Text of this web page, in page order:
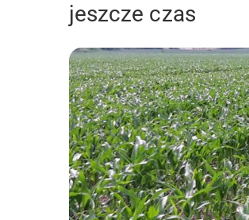
jeszcze czas